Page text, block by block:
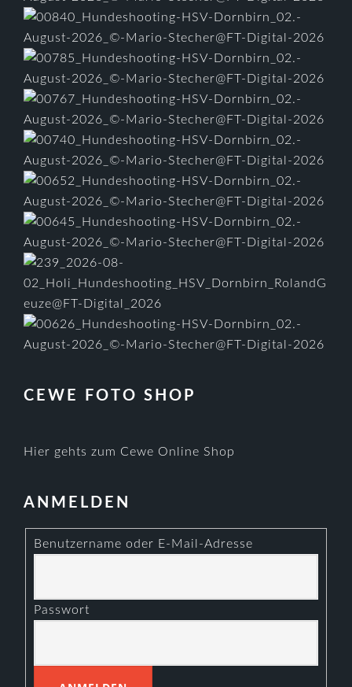
CEWE FOTO SHOP
Hier gehts zum Cewe Online Shop
ANMELDEN
Benutzername oder E-Mail-Adresse
Passwort